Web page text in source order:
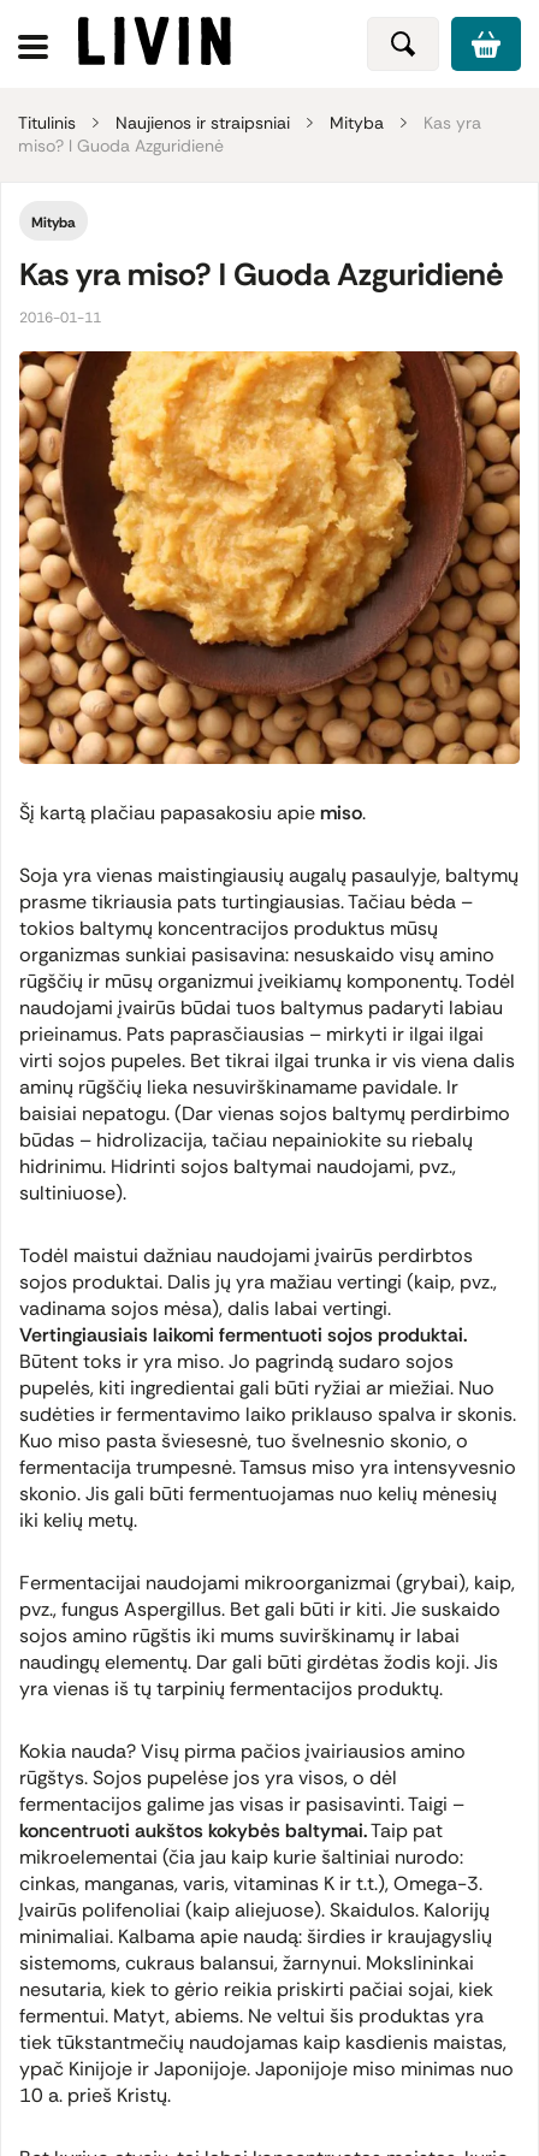
Titulinis Naujienos ir straipsniai Mityba
Kas yra
miso? l Guoda Azguridienė
Mityba
Kas yra miso? l Guoda Azguridienė
2016-01-11
Šį kartą plačiau papasakosiu apiemiso.
Soja yra vienas maistingiausių augalų pasaulyje, baltymų
prasme tikriausia pats turtingiausias. Tačiau bėda –
tokios baltymų koncentracijos produktus mūsų
organizmas sunkiai pasisavina: nesuskaido visų amino
rūgščių ir mūsų organizmui įveikiamų komponentų. Todėl
naudojami įvairūs būdai tuos baltymus padaryti labiau
prieinamus. Pats paprasčiausias – mirkyti ir ilgai ilgai
virti sojos pupeles. Bet tikrai ilgai trunka ir vis viena dalis
aminų rūgščių lieka nesuvirškinamame pavidale. Ir
baisiai nepatogu. (Dar vienas sojos baltymų perdirbimo
būdas – hidrolizacija, tačiau nepainiokite su riebalų
hidrinimu. Hidrinti sojos baltymai naudojami, pvz.,
sultiniuose).
Todėl maistui dažniau naudojami įvairūs perdirbtos
sojos produktai. Dalis jų yra mažiau vertingi (kaip, pvz.,
vadinama sojos mėsa), dalis labai vertingi.
Vertingiausiais laikomi fermentuoti sojos produktai.
Būtent toks ir yra miso. Jo pagrindą sudaro sojos
pupelės, kiti ingredientai gali būti ryžiai ar miežiai. Nuo
sudėties ir fermentavimo laiko priklauso spalva ir skonis.
Kuo miso pasta šviesesnė, tuo švelnesnio skonio, o
fermentacija trumpesnė. Tamsus miso yra intensyvesnio
skonio. Jis gali būti fermentuojamas nuo kelių mėnesių
iki kelių metų.
Fermentacijai naudojami mikroorganizmai (grybai), kaip,
pvz., fungus Aspergillus. Bet gali būti ir kiti. Jie suskaido
sojos amino rūgštis iki mums suvirškinamų ir labai
naudingų elementų. Dar gali būti girdėtas žodis koji. Jis
yra vienas iš tų tarpinių fermentacijos produktų.
Kokia nauda? Visų pirma pačios įvairiausios amino
rūgštys. Sojos pupelėse jos yra visos, o dėl
fermentacijos galime jas visas ir pasisavinti. Taigi –
koncentruoti aukštos kokybės baltymai.Taip pat
mikroelementai (čia jau kaip kurie šaltiniai nurodo:
cinkas, manganas, varis, vitaminas K ir t.t.), Omega-3.
Įvairūs polifenoliai (kaip aliejuose). Skaidulos. Kalorijų
minimaliai. Kalbama apie naudą: širdies ir kraujagyslių
sistemoms, cukraus balansui, žarnynui. Mokslininkai
nesutaria, kiek to gėrio reikia priskirti pačiai sojai, kiek
fermentui. Matyt, abiems. Ne veltui šis produktas yra
tiek tūkstantmečių naudojamas kaip kasdienis maistas,
ypač Kinijoje ir Japonijoje. Japonijoje miso minimas nuo
10 a. prieš Kristų.